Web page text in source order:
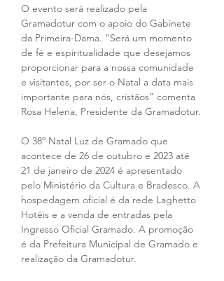
O evento será realizado pela
Gramadotur com o apoio do Gabinete
da Primeira-Dama. “Será um momento
de fé e espiritualidade que desejamos
proporcionar para a nossa comunidade
e visitantes, por ser o Natal a data mais
importante para nós, cristãos” comenta
Rosa Helena, Presidente da Gramadotur.
O 38º Natal Luz de Gramado que
acontece de 26 de outubro e 2023 até
21 de janeiro de 2024 é apresentado
pelo Ministério da Cultura e Bradesco. A
hospedagem oficial é da rede Laghetto
Hotéis e a venda de entradas pela
Ingresso Oficial Gramado. A promoção
é da Prefeitura Municipal de Gramado e
realização da Gramadotur.